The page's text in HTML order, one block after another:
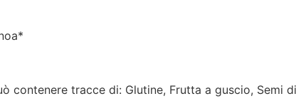
contenere tracce di: Glutine, Frutta a guscio, Semi